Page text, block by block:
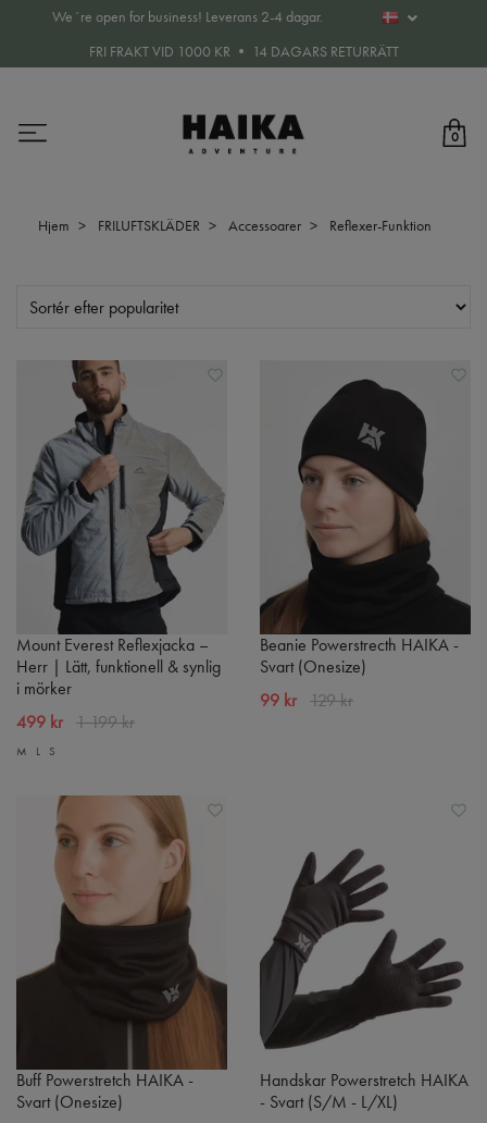
We´re open for business! Leverans 2-4 dagar.
FRI FRAKT VID 1000 KR • 14 DAGARS RETURRÄTT
0
Hjem FRILUFTSKLÄDER Accessoarer Reflexer-Funktion
Mount Everest Reflexjacka –
Herr | Lätt, funktionell & synlig
i mörker
499 kr 1 199 kr
M L S
Beanie Powerstrecth HAIKA -
Svart (Onesize)
99 kr 129 kr
Buff Powerstretch HAIKA -
Svart (Onesize)
Handskar Powerstretch HAIKA
- Svart (S/M - L/XL)